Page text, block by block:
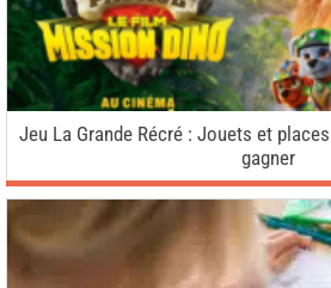
Jeu La Grande Récré : Jouets et
gagner